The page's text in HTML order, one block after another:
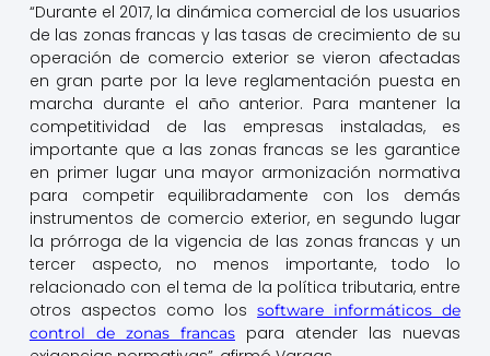
“Durante el 2017, la dinámica comercial de los usuarios
de las zonas francas y las tasas de crecimiento de su
operación de comercio exterior se vieron afectadas
en gran parte por la leve reglamentación puesta en
marcha durante el año anterior. Para mantener la
competitividad de las empresas instaladas, es
importante que a las zonas francas se les garantice
en primer lugar una mayor armonización normativa
para competir equilibradamente con los demás
instrumentos de comercio exterior, en segundo lugar
la prórroga de la vigencia de las zonas francas y un
tercer aspecto, no menos importante, todo lo
relacionado con el tema de la política tributaria, entre
otros aspectos como lossoftware informáticos de
control de zonas francaspara atender las nuevas